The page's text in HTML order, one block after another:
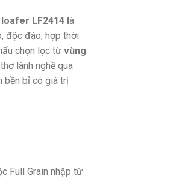
LF2414 là
độc đáo, hợp thời
chọn lọc từ vùng
lành nghề qua
bền bỉ có giá trị
Full Grain nhập từ